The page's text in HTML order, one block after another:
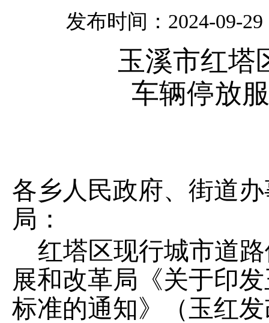
发布时间：2024-09-29
玉溪市红塔
车辆停放
各乡人民政府、街道
局：
红塔区现行城市道
展和改革局《关于印
标准的通知》（玉红